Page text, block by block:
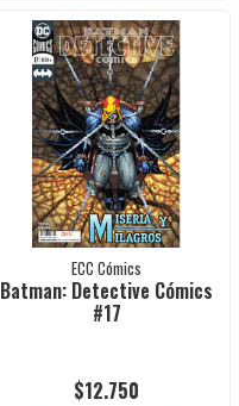
ECC Cómics
Batman: Detective Cómics
#17
$12.750